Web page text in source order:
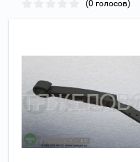
(0 голосов)